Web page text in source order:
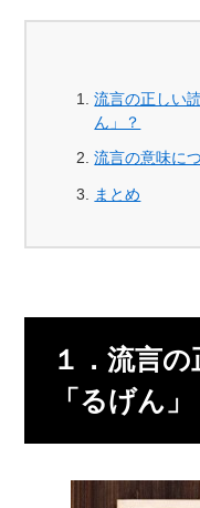
流言の正しい
ん」？
流言の意味に
まとめ
１．流言
「るげん